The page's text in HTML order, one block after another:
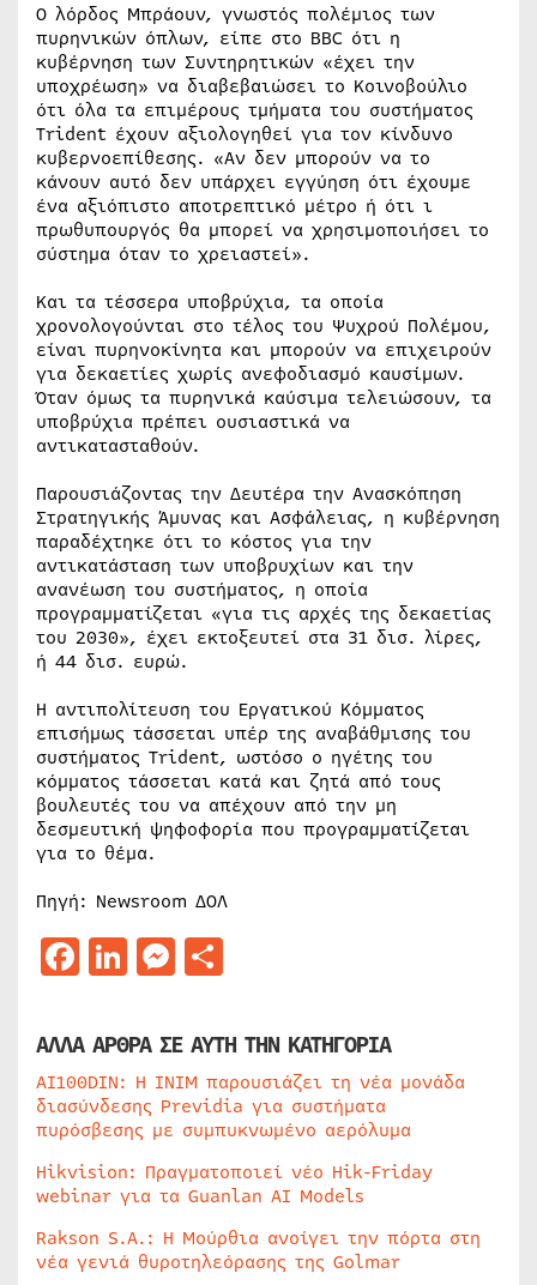
Ο λόρδος Μπράουν, γνωστός πολέμιος των
πυρηνικών όπλων, είπε στο BBC ότι η
κυβέρνηση των Συντηρητικών «έχει την
υποχρέωση» να διαβεβαιώσει το Κοινοβούλιο
ότι όλα τα επιμέρους τμήματα του συστήματος
Trident έχουν αξιολογηθεί για τον κίνδυνο
κυβερνοεπίθεσης. «Αν δεν μπορούν να το
κάνουν αυτό δεν υπάρχει εγγύηση ότι έχουμε
ένα αξιόπιστο αποτρεπτικό μέτρο ή ότι ι
πρωθυπουργός θα μπορεί να χρησιμοποιήσει το
σύστημα όταν το χρειαστεί».
Και τα τέσσερα υποβρύχια, τα οποία
χρονολογούνται στο τέλος του Ψυχρού Πολέμου,
είναι πυρηνοκίνητα και μπορούν να επιχειρούν
για δεκαετίες χωρίς ανεφοδιασμό καυσίμων.
Όταν όμως τα πυρηνικά καύσιμα τελειώσουν, τα
υποβρύχια πρέπει ουσιαστικά να
αντικατασταθούν.
Παρουσιάζοντας την Δευτέρα την Ανασκόπηση
Στρατηγικής Άμυνας και Ασφάλειας, η κυβέρνηση
παραδέχτηκε ότι το κόστος για την
αντικατάσταση των υποβρυχίων και την
ανανέωση του συστήματος, η οποία
προγραμματίζεται «για τις αρχές της δεκαετίας
του 2030», έχει εκτοξευτεί στα 31 δισ. λίρες,
ή 44 δισ. ευρώ.
Η αντιπολίτευση του Εργατικού Κόμματος
επισήμως τάσσεται υπέρ της αναβάθμισης του
συστήματος Trident, ωστόσο ο ηγέτης του
κόμματος τάσσεται κατά και ζητά από τους
βουλευτές του να απέχουν από την μη
δεσμευτική ψηφοφορία που προγραμματίζεται
για το θέμα.
Πηγή: Newsroom ΔΟΛ
Facebook
LinkedIn
Messenger
ΑΛΛΑ ΑΡΘΡΑ ΣΕ ΑΥΤΗ ΤΗΝ ΚΑΤΗΓΟΡΙΑ
AI100DIN: Η INIM παρουσιάζει τη νέα μονάδα
διασύνδεσης Previdia για συστήματα
πυρόσβεσης με συμπυκνωμένο αερόλυμα
Hikvision: Πραγματοποιεί νέο Hik-Friday
webinar για τα Guanlan AI Models
Rakson S.A.: Η Μούρθια ανοίγει την πόρτα στη
νέα γενιά θυροτηλεόρασης της Golmar